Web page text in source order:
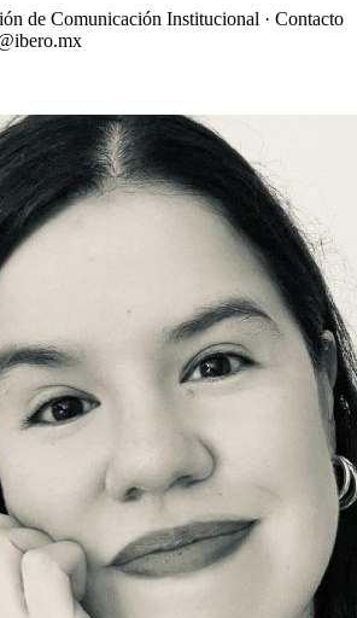
de Comunicación Institucional · Contacto